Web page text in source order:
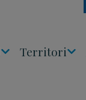
Territori